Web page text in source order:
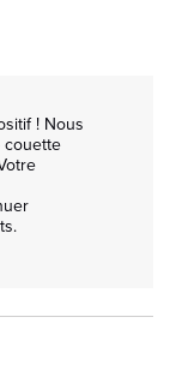
! Nous
couette